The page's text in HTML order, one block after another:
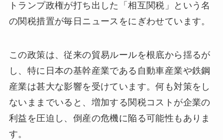
トランプ政権が打ち出した「相互関税」という名
の関税措置が毎日ニュースをにぎわせています。
この政策は、従来の貿易ルールを根底から揺るが
し、特に日本の基幹産業である自動車産業や鉄鋼
産業は甚大な影響を受けています。何も対策をし
ないままでいると、増加する関税コストが企業の
利益を圧迫し、倒産の危機に陥る可能性もありま
す。